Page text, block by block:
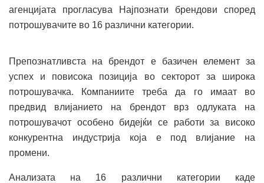
агенцијата прогласува Најпознати брендови според
потрошувачите во 16 различни категории.
Препознатливста на брендот е базичен елемент за
успех и повисока позиција во секторот за широка
потрошувачка. Компаниите треба да го имаат во
предвид влијанието на брендот врз одлуката на
потрошувачот особено бидејќи се работи за високо
конкурентна индустрија која е под влијание на
промени.
Анализата на 16 различни категории каде